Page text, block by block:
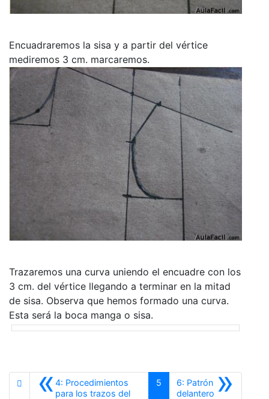
Encuadraremos la sisa y a partir del vértice
mediremos 3 cm. marcaremos.
Trazaremos una curva uniendo el encuadre con los
3 cm. del vértice llegando a termi​nar en la mitad
de sisa. Observa que hemos formado una curva.
Esta será la boca manga o sisa.
«4: Procedimientos
para los trazos del
5 »
6: Patrón
delantero